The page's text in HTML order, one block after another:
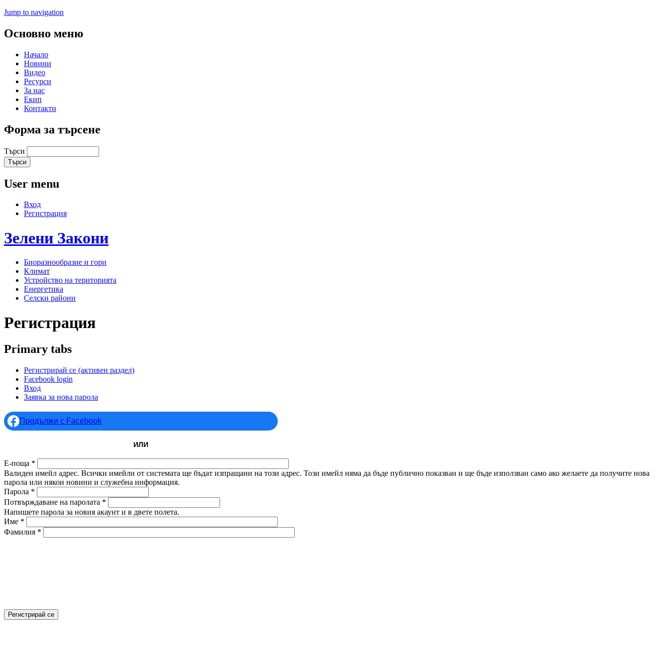
Jump to navigation
Основно меню
Начало
Новини
Видео
Ресурси
За нас
Екип
Контакти
Форма за търсене
Търси
User menu
Вход
Регистрация
Зелени Закони
Биоразнообразие и гори
Климат
Устройство на територията
Енергетика
Селски райони
Регистрация
Primary tabs
Регистрирай се (активен раздел)
Facebook login
Вход
Заявка за нова парола
Продължи с Facebook
ИЛИ
Е-поща *
Валиден имейл адрес. Всички имейли от системата ще бъдат изпращани на този адрес. Този имейл няма да бъде публично показван и ще бъде използван само ако желаете да получите нова
парола или някои новини и служебна информация.
Парола *
Потвърждаване на паролата *
Напишете парола за новия акаунт и в двете полета.
Име *
Фамилия *